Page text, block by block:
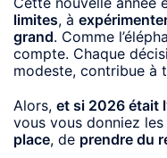
limites, à
grand. Comme
compte. Chaque
modeste, contribue à
Alors, et si 2026 était
vous vous donniez
place, de prendre du